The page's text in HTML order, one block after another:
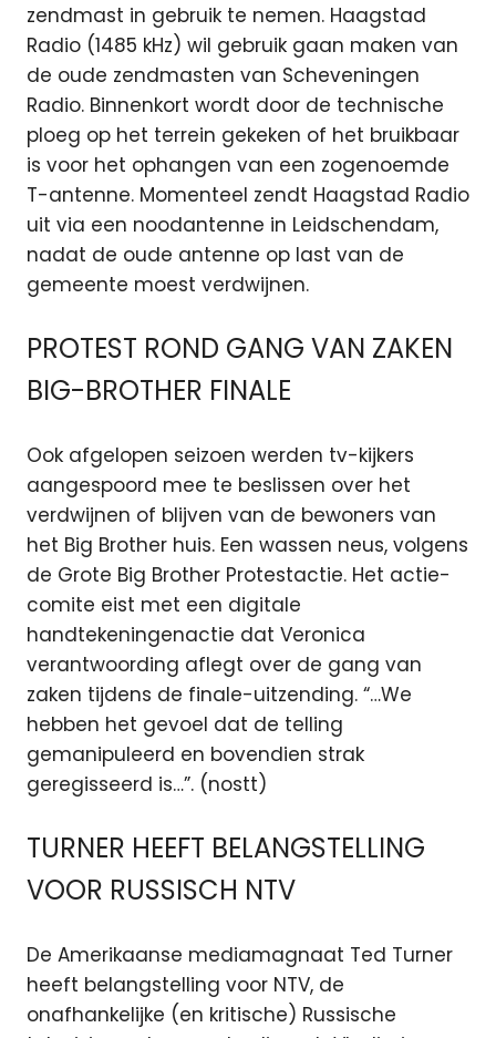
zendmast in gebruik te nemen. Haagstad
Radio (1485 kHz) wil gebruik gaan maken van
de oude zendmasten van Scheveningen
Radio. Binnenkort wordt door de technische
ploeg op het terrein gekeken of het bruikbaar
is voor het ophangen van een zogenoemde
T-antenne. Momenteel zendt Haagstad Radio
uit via een noodantenne in Leidschendam,
nadat de oude antenne op last van de
gemeente moest verdwijnen.
PROTEST ROND GANG VAN ZAKEN
BIG-BROTHER FINALE
Ook afgelopen seizoen werden tv-kijkers
aangespoord mee te beslissen over het
verdwijnen of blijven van de bewoners van
het Big Brother huis. Een wassen neus, volgens
de Grote Big Brother Protestactie. Het actie-
comite eist met een digitale
handtekeningenactie dat Veronica
verantwoording aflegt over de gang van
zaken tijdens de finale-uitzending. “…We
hebben het gevoel dat de telling
gemanipuleerd en bovendien strak
geregisseerd is…”. (nostt)
TURNER HEEFT BELANGSTELLING
VOOR RUSSISCH NTV
De Amerikaanse mediamagnaat Ted Turner
heeft belangstelling voor NTV, de
onafhankelijke (en kritische) Russische